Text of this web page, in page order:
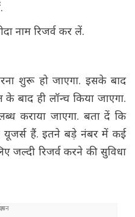
नाम रिजर्व कर लें.
शुरू हो जाएगा. इसके बाद
बाद ही लॉन्च किया जाएगा.
कराया जाएगा. बता दें कि
यूजर्स हैं. इतने बड़े नंबर में कई
रिजर्व करने की सुविधा